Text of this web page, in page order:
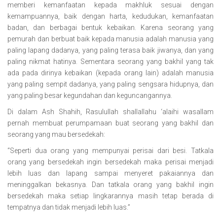
memberi kemanfaatan kepada makhluk sesuai dengan
kemampuannya, baik dengan harta, kedudukan, kemanfaatan
badan, dan berbagai bentuk kebaikan. Karena seorang yang
pemurah dan berbuat baik kepada manusia adalah manusia yang
paling lapang dadanya, yang paling terasa baik jiwanya, dan yang
paling nikmat hatinya. Sementara seorang yang bakhil yang tak
ada pada dirinya kebaikan (kepada orang lain) adalah manusia
yang paling sempit dadanya, yang paling sengsara hidupnya, dan
yang paling besar kegundahan dan keguncangannya.
Di dalam Ash Shahih, Rasulullah shallallahu ‘alaihi wasallam
pernah membuat perumpamaan buat seorang yang bakhil dan
seorang yang mau bersedekah:
“Seperti dua orang yang mempunyai perisai dari besi. Tatkala
orang yang bersedekah ingin bersedekah maka perisai menjadi
lebih luas dan lapang sampai menyeret pakaiannya dan
meninggalkan bekasnya. Dan tatkala orang yang bakhil ingin
bersedekah maka setiap lingkarannya masih tetap berada di
tempatnya dan tidak menjadi lebih luas.”